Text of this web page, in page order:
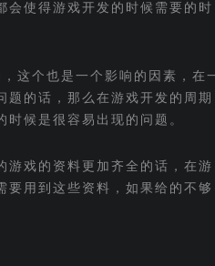
会使得游戏开发的时候需要的时
这个也是一个影响的因素，在
的话，那么在游戏开发的周期
候是很容易出现的问题。
游戏的资料更加齐全的话，在游
要用到这些资料，如果给的不够